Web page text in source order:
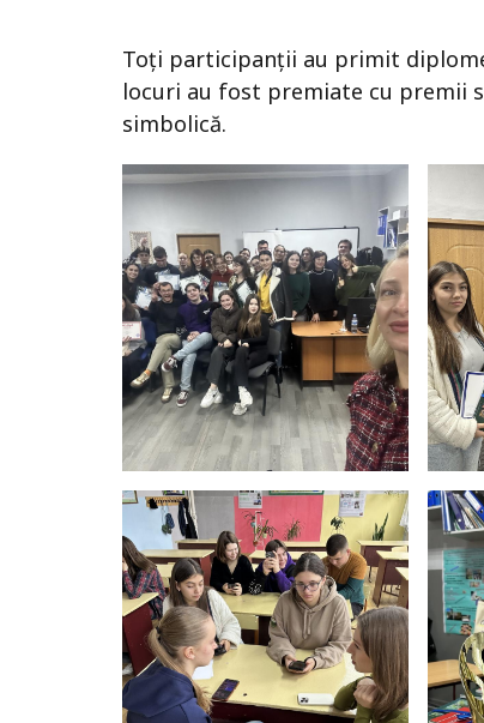
Toți participanții au primit
locuri au fost premiate cu premii
simbolică.